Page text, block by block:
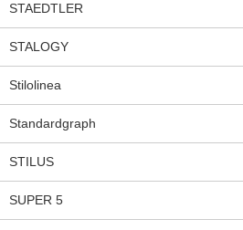
STAEDTLER
STALOGY
Stilolinea
Standardgraph
STILUS
SUPER 5